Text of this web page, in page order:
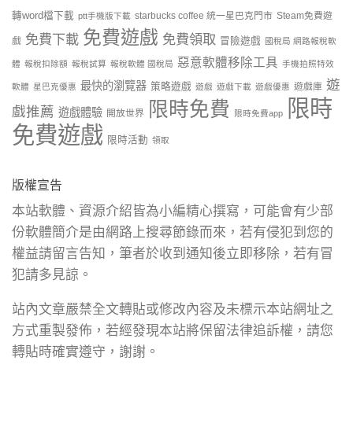
轉word檔下載 ptt手機版下載 starbucks coffee 統一星巴克門市 Steam免費遊
戲 免費下載 免費遊戲 免費領取 冒險遊戲 國稅局 網路報稅軟
體 報稅扣除額 報稅試算 報稅軟體 國稅局 惡意軟體移除工具 手機拍照特效
軟體 星巴克優惠 最快的瀏覽器 策略遊戲 遊戲 遊戲下載 遊戲優惠 遊戲庫 遊
戲推薦 遊戲體驗 開放世界 限時免費 限時免費app
限時
免費遊戲 限時活動 領取
版權宣告
本站軟體、資源介紹皆為小編精心撰寫，可能會有少部
份軟體簡介是由網路上搜尋節錄而來，若有侵犯到您的
權益請留言告知，筆者於收到通知後立即移除，若有冒
犯請多見諒。
站內文章嚴禁全文轉貼或修改內容及未標示本站網址之
方式重製發佈，若經發現本站將保留法律追訴權，請您
轉貼時確實遵守，謝謝。